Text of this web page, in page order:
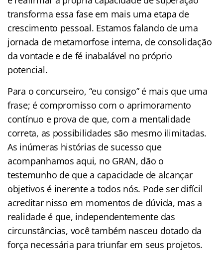
transforma essa fase em mais uma etapa de
crescimento pessoal. Estamos falando de uma
jornada de metamorfose interna, de consolidação
da vontade e de fé inabalável no próprio
potencial.
Para o concurseiro, “eu consigo” é mais que uma
frase; é compromisso com o aprimoramento
contínuo e prova de que, com a mentalidade
correta, as possibilidades são mesmo ilimitadas.
As inúmeras histórias de sucesso que
acompanhamos aqui, no GRAN, dão o
testemunho de que a capacidade de alcançar
objetivos é inerente a todos nós. Pode ser difícil
acreditar nisso em momentos de dúvida, mas a
realidade é que, independentemente das
circunstâncias, você também nasceu dotado da
força necessária para triunfar em seus projetos.